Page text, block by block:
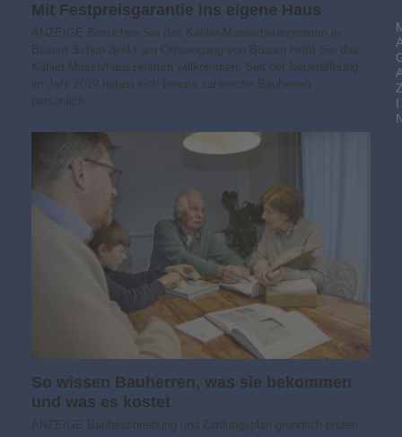
Mit Festpreisgarantie ins eigene Haus
ANZEIGE Besuchen Sie das Kähler-Massivhauszentrum in
Büsum Schon direkt am Ortseingang von Büsum heißt Sie das
Kähler-Massivhauszentrum willkommen. Seit der Neueröffnung
im Jahr 2019 haben sich bereits zahlreiche Bauherren
persönlich…
So wissen Bauherren, was sie bekommen
und was es kostet
ANZEIGE Baubeschreibung und Zahlungsplan gründlich prüfen
I